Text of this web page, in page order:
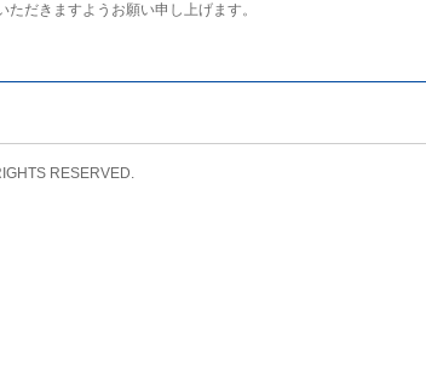
だきますようお願い申し上げます。